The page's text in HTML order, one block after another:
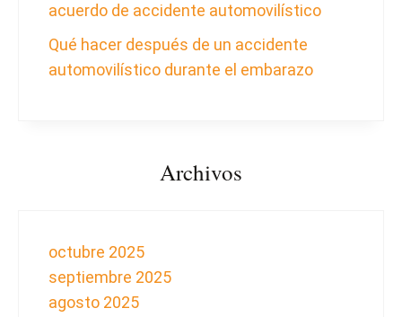
acuerdo de accidente automovilístico
Qué hacer después de un accidente
automovilístico durante el embarazo
Archivos
octubre 2025
septiembre 2025
agosto 2025